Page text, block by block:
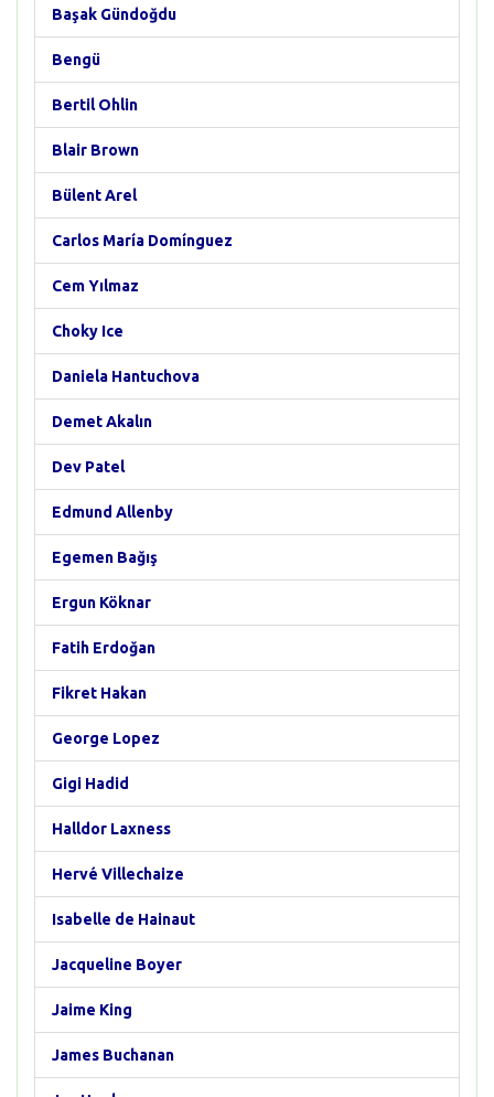
Başak Gündoğdu
Bengü
Bertil Ohlin
Blair Brown
Bülent Arel
Carlos María Domínguez
Cem Yılmaz
Choky Ice
Daniela Hantuchova
Demet Akalın
Dev Patel
Edmund Allenby
Egemen Bağış
Ergun Köknar
Fatih Erdoğan
Fikret Hakan
George Lopez
Gigi Hadid
Halldor Laxness
Hervé Villechaize
Isabelle de Hainaut
Jacqueline Boyer
Jaime King
James Buchanan